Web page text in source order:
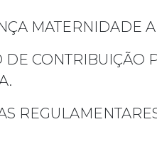
MATERNIDADE
DE CONTRIBUIÇÃO